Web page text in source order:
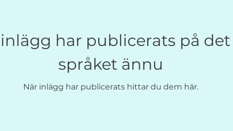
har publicerats på
språket ännu
När inlägg har publicerats hittar du dem här.